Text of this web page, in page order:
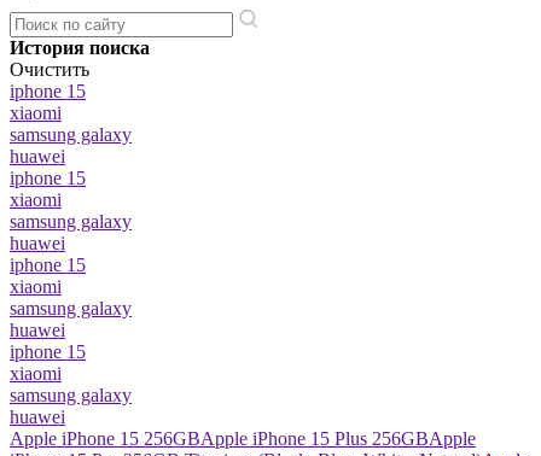
История поиска
Очистить
iphone 15
xiaomi
samsung galaxy
huawei
iphone 15
xiaomi
samsung galaxy
huawei
iphone 15
xiaomi
samsung galaxy
huawei
iphone 15
xiaomi
samsung galaxy
huawei
Apple iPhone 15 256GBApple iPhone 15 Plus 256GBApple